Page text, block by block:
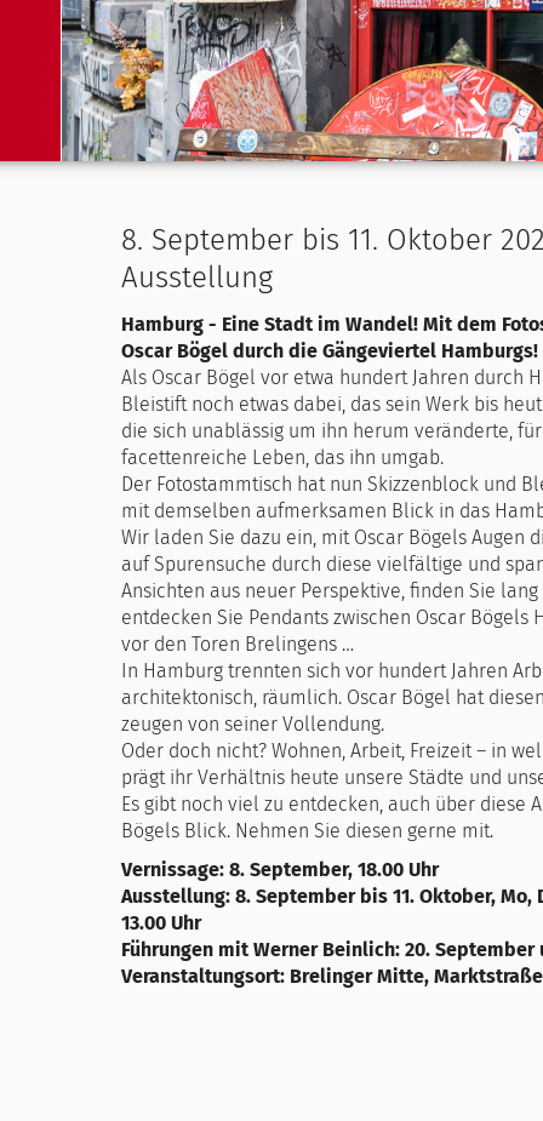
8. September bis 11. Oktober
Ausstellung
Hamburg - Eine Stadt im Wandel! Mit dem
Oscar Bögel durch die Gängeviertel Hamburgs!
Als Oscar Bögel vor etwa hundert Jahren durch
Bleistift noch etwas dabei, das sein Werk bis
die sich unablässig um ihn herum veränderte,
facettenreiche Leben, das ihn umgab.
Der Fotostammtisch hat nun Skizzenblock und
mit demselben aufmerksamen Blick in das
Wir laden Sie dazu ein, mit Oscar Bögels Augen
auf Spurensuche durch diese vielfältige und
Ansichten aus neuer Perspektive, ﬁnden Sie
entdecken Sie Pendants zwischen Oscar
vor den Toren Brelingens …
In Hamburg trennten sich vor hundert Jahren
architektonisch, räumlich. Oscar Bögel hat
zeugen von seiner Vollendung.
Oder doch nicht? Wohnen, Arbeit, Freizeit – in
prägt ihr Verhältnis heute unsere Städte und
Es gibt noch viel zu entdecken, auch über diese
Bögels Blick. Nehmen Sie diesen gerne mit.
Vernissage: 8. September, 18.00 Uhr
Ausstellung: 8. September bis 11. Oktober, Mo,
13.00 Uhr
Führungen mit Werner Beinlich: 20.
Veranstaltungsort: Brelinger Mitte,